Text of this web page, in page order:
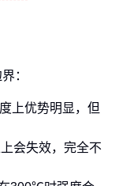
：
上优势明显，但
会失效，完全不